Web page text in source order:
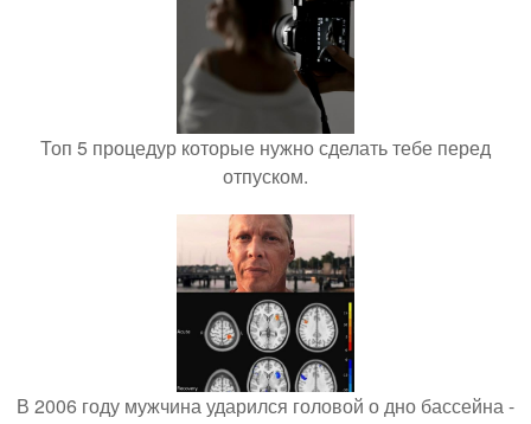
Топ 5 процедур которые нужно сделать тебе перед
отпуском.
В 2006 году мужчина ударился головой о дно бассейна -